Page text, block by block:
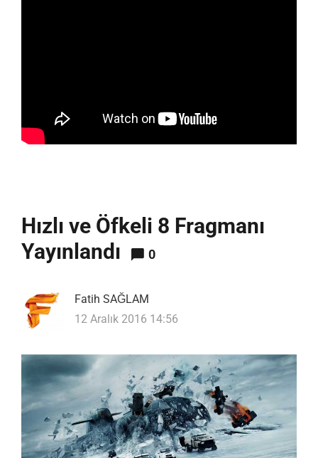
Hızlı ve Öfkeli 8 Fragmanı
Yayınlandı
0
Fatih SAĞLAM
12 Aralık 2016 14:56